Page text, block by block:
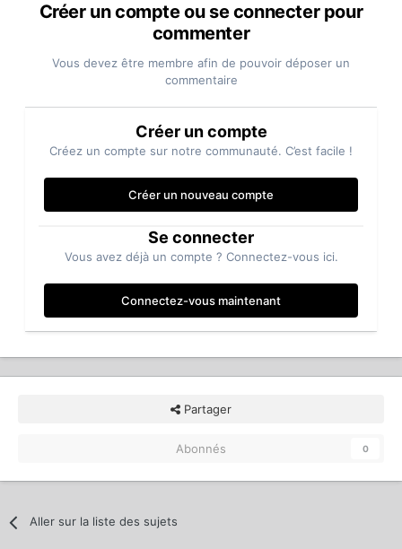
Créer un compte ou se connecter pour
commenter
Vous devez être membre afin de pouvoir déposer un
commentaire
Créer un compte
Créez un compte sur notre communauté. C’est facile !
Créer un nouveau compte
Se connecter
Vous avez déjà un compte ? Connectez-vous ici.
Connectez-vous maintenant
Partager
Abonnés 0
Aller sur la liste des sujets